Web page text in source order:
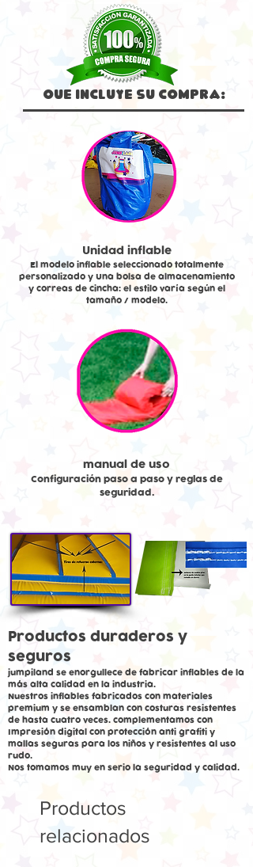
Que Incluye su compra:
Unidad inflable
El modelo inflable seleccionado totalmente
personalizado y Una bolsa de almacenamiento
y correas de cincha: el estilo varía según el
tamaño / modelo.
manual de uso
Configuración paso a paso y reglas de
seguridad.
Productos duraderos y
seguros
jumpiland se enorgullece de fabricar inflables de la
más alta calidad en la industria.
Nuestros inflables fabricados con materiales
premium y se ensamblan con costuras resistentes
de hasta cuatro veces. complementamos con
Impresión digital con protección anti grafiti y
mallas seguras para los niños y resistentes al uso
rudo.
Nos tomamos muy en serio la seguridad y calidad.
Productos
relacionados